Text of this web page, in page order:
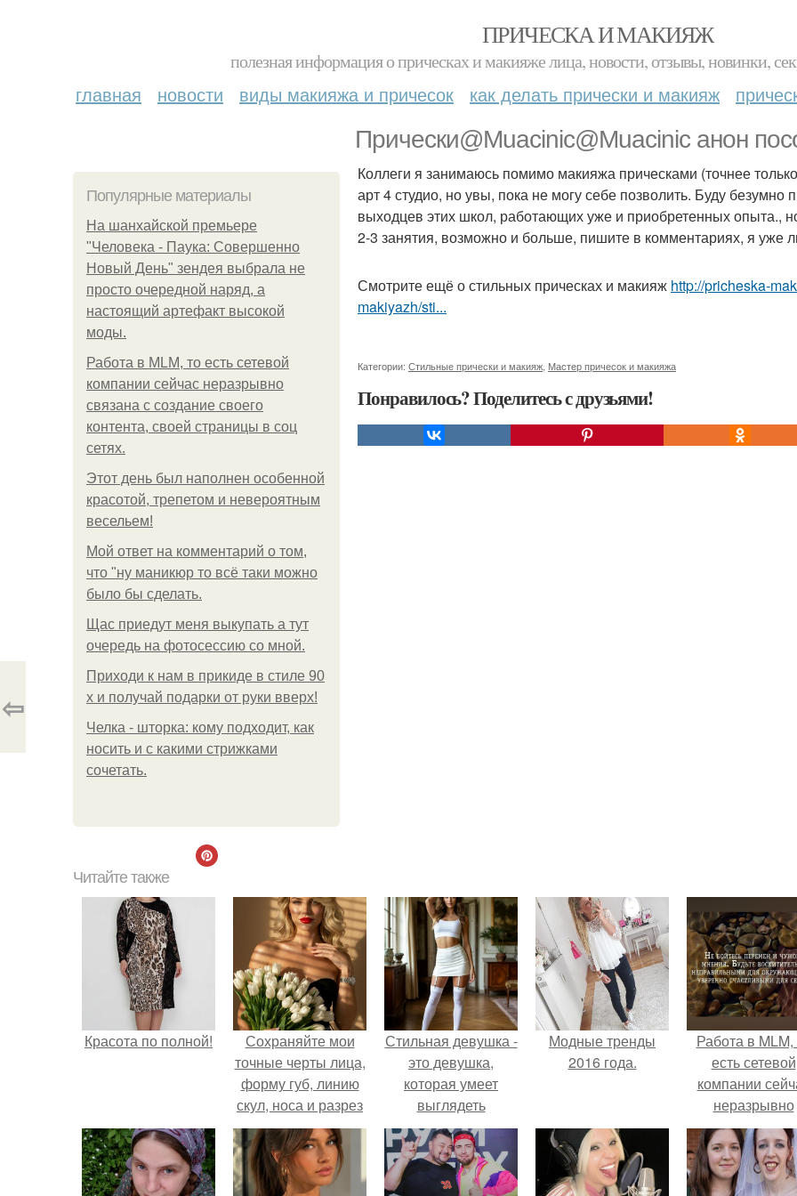
ПРИЧЕСКА И МАКИЯЖ
полезная информация о прическах и макияже лица, новости, отзывы, новинки,
главная новости виды макияжа и причесок как делать прически и макияж
Прически@Muacinic@Muacinic анон
Популярные материалы
На шанхайской премьере
"Человека - Паука: Совершенно
Новый День" зендея выбрала не
просто очередной наряд, а
настоящий артефакт высокой
моды.
Работа в MLM, то есть сетевой
компании сейчас неразрывно
связана с создание своего
контента, своей страницы в соц
сетях.
Этот день был наполнен особенной
красотой, трепетом и невероятным
весельем!
Мой ответ на комментарий о том,
что "ну маникюр то всё таки можно
было бы сделать.
Щас приедут меня выкупать а тут
очередь на фотосессию со мной.
Приходи к нам в прикиде в стиле 90
х и получай подарки от руки вверх!
Челка - шторка: кому подходит, как
носить и с какими стрижками
сочетать.
Коллеги я занимаюсь помимо макияжа прическами (точнее
арт 4 студио, но увы, пока не могу себе позволить. Буду безумно
выходцев этих школ, работающих уже и приобретенных опыта.,
2-3 занятия, возможно и больше, пишите в комментариях, я уже
Смотрите ещё о стильных прическах и макияж http://pricheska-
makiyazh/sti...
Категории: Стильные прически и макияж Мастер причесок и макияжа
Понравилось? Поделитесь с друзьями!
⇦
Читайте также
Красота по полной!
Сохраняйте мои
точные черты лица,
форму губ, линию
скул, носа и разрез
глаз.
Стильная девушка -
это девушка,
которая умеет
выглядеть
привлекательно и
элегантно в любои
ситуации.
Модные тренды
2016 года.
Работа в MLM,
есть сетевой
компании
неразрывно
связана с
своего
своей
соц сетях.